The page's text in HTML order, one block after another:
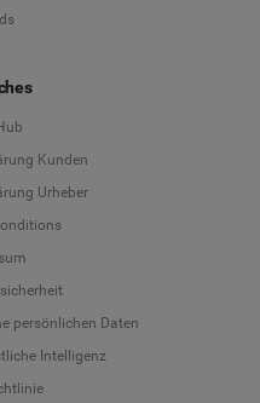
Kunden
Urheber
persönlichen Daten
Intelligenz
Deutsch
English